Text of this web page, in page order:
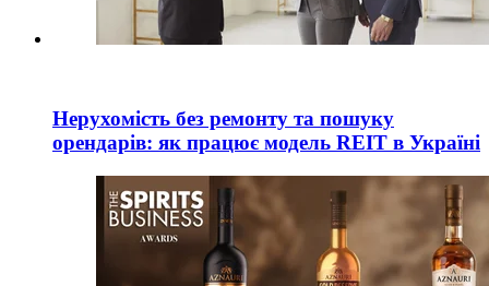
Нерухомість без ремонту та пошуку
орендарів: як працює модель REIT в Україні